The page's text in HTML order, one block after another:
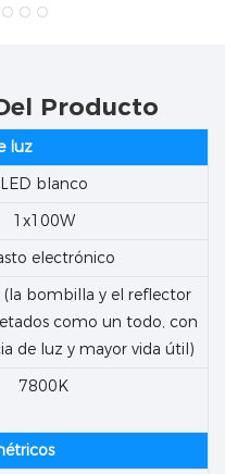
Producto
luz
LED blanco
1x100W
electrónico
(la bombilla y el reflector
como un todo, con
de luz y mayor vida útil)
7800K